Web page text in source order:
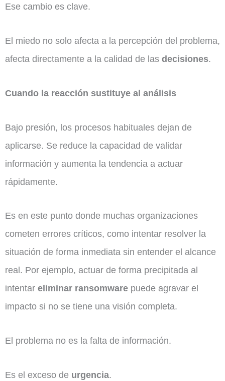
Ese cambio es clave.
El miedo no solo afecta a la percepción del problema,
afecta directamente a la calidad de las decisiones.
Cuando la reacción sustituye al análisis
Bajo presión, los procesos habituales dejan de
aplicarse. Se reduce la capacidad de validar
información y aumenta la tendencia a actuar
rápidamente.
Es en este punto donde muchas organizaciones
cometen errores críticos, como intentar resolver la
situación de forma inmediata sin entender el alcance
real. Por ejemplo, actuar de forma precipitada al
intentar eliminar ransomware puede agravar el
impacto si no se tiene una visión completa.
El problema no es la falta de información.
Es el exceso de urgencia.